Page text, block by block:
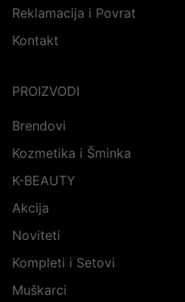
Reklamacija i Povrat
Kontakt
PROIZVODI
Brendovi
Kozmetika i Šminka
K-BEAUTY
Akcija
Noviteti
Kompleti i Setovi
Muškarci